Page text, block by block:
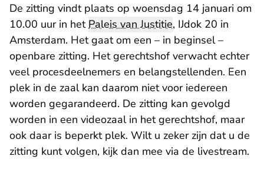
De zitting vindt plaats op woensdag 14 januari om
10.00 uur in hetPaleis van Justitie, IJdok 20 in
Amsterdam. Het gaat om een – in beginsel –
openbare zitting. Het gerechtshof verwacht echter
veel procesdeelnemers en belangstellenden. Een
plek in de zaal kan daarom niet voor iedereen
worden gegarandeerd. De zitting kan gevolgd
worden in een videozaal in het gerechtshof, maar
ook daar is beperkt plek. Wilt u zeker zijn dat u de
zitting kunt volgen, kijk dan mee via de livestream.